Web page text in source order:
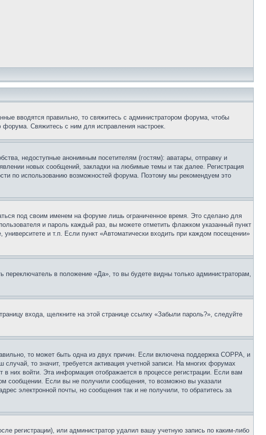
вводятся правильно, то свяжитесь с администратором форума, чтобы
Свяжитесь с ним для исправления настроек.
недоступные анонимным посетителям (гостям): аватары, отправку и
новых сообщений, закладки на любимые темы и так далее. Регистрация
по использованию возможностей форума. Поэтому мы рекомендуем это
под своим именем на форуме лишь ограниченное время. Это сделано для
и пароль каждый раз, вы можете отметить флажком указанный пункт
и т.п. Если пункт «Автоматически входить при каждом посещении»
в положение «Да», то вы будете видны только администраторам,
входа, щелкните на этой странице ссылку «Забыли пароль?», следуйте
то может быть одна из двух причин. Если включена поддержка COPPA, и
то значит, требуется активация учетной записи. На многих форумах
них войти. Эта информация отображается в процессе регистрации. Если вам
сообщении. Если вы не получили сообщения, то возможно вы указали
электронной почты, но сообщения так и не получили, то обратитесь за
регистрации), или администратор удалил вашу учетную запись по каким-либо